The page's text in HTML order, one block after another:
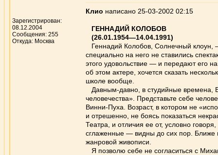
Зарегистрирован:
08.12.2004
Сообщения: 255
Откуда: Москва
Клио написано 25-03-2002 02:15
ГЕННАДИЙ КОЛОБОВ
(26.01.1954—14.04.1991)
Геннадий Колобов, Солнечный клоун,
специально на него не ставились
этого удовольствие — и передают его
об этом актере, хочется сказать
школе вообще.
Давным-давно, в студийные времена,
человечества». Представьте себе
Винни-Пуха. Возраст, в котором не
и отрешенно, не боясь показаться
Театра, и отличия ее от, условно
сглаженные — видны до сих пор. Ближе
жанровой живописи.
Я позволю себе не согласиться с